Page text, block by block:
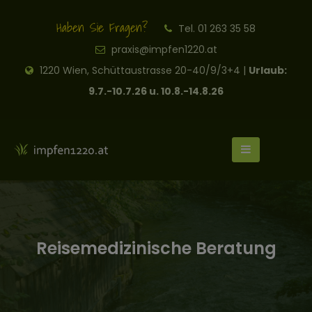
Haben Sie Fragen?
Tel. 01 263 35 58
praxis@impfen1220.at
1220 Wien, Schüttaustrasse 20-40/9/3+4 | Urlaub:
9.7.-10.7.26 u. 10.8.-14.8.26
Reisemedizinische Beratung